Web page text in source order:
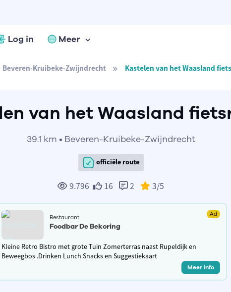
Log in Meer
Beveren-Kruibeke-Zwijndrecht Kastelen van het Waasland
van het Waasland
39.1 km • Beveren-Kruibeke-Zwijndrecht
officiële route
9.796 16 2 3/5
Restaurant Ad
Foodbar De Bekoring
Kleine Retro Bistro met grote Tuin Zomerterras naast Rupeldijk en
Beweegbos .Drinken Lunch Snacks en Suggestiekaart
Meer info